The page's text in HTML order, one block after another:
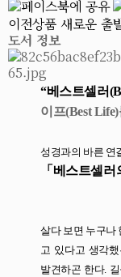
이전상품 새로운 출
도서 정보
“베스트셀러
이프(Best Life)
성경과의 바른 연
「 베스트셀러
살다 보면 누구나
고 있다고 생각
발견하곤 한다.